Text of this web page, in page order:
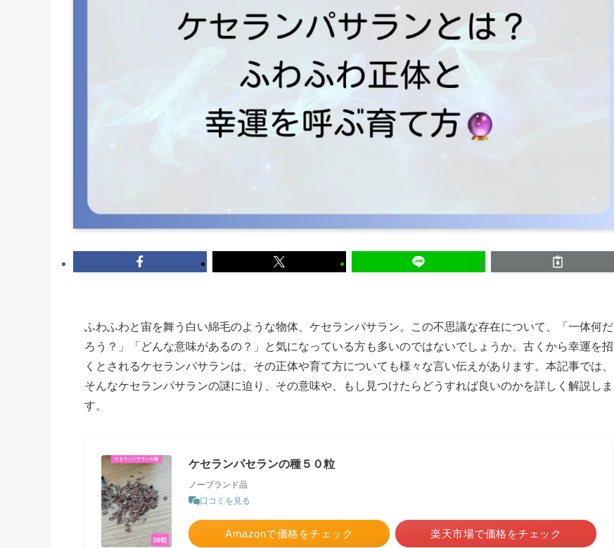
ふわふわと宙を舞う白い綿毛のような物体、ケセランパサラン。この不思議な存在について、「一体何だ
ろう？」「どんな意味があるの？」と気になっている方も多いのではないでしょうか。古くから幸運を招
くとされるケセランパサランは、その正体や育て方についても様々な言い伝えがあります。本記事では、
そんなケセランパサランの謎に迫り、その意味や、もし見つけたらどうすれば良いのかを詳しく解説しま
す。
ケセランパセランの種５０粒
ノーブランド品
口コミを見る
Amazonで価格をチェック 楽天市場で価格をチェック